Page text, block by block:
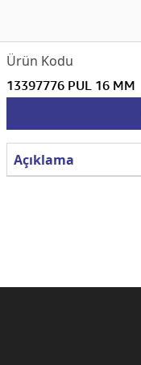
13397776 PUL 16 MM
Açıklama